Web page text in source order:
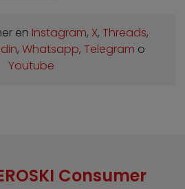
en Instagram, X, Threads,
, Whatsapp, Telegram o
Youtube
Consumer